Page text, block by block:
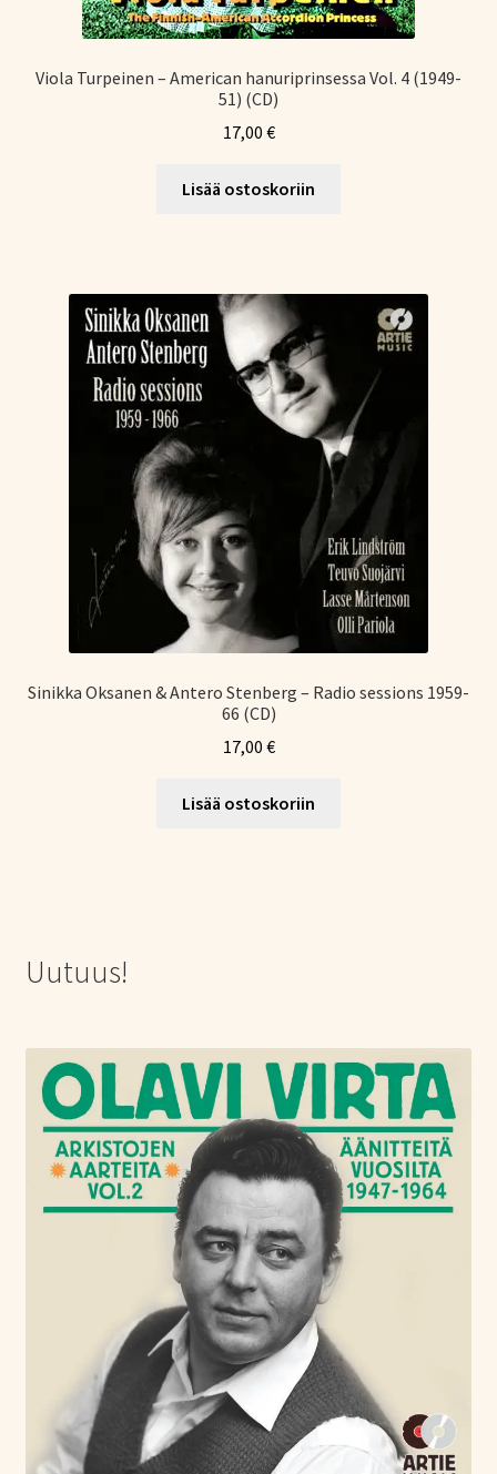
Viola Turpeinen – American hanuriprinsessa Vol. 4 (1949-
51) (CD)
17,00 €
Lisää ostoskoriin
Sinikka Oksanen & Antero Stenberg – Radio sessions 1959-
66 (CD)
17,00 €
Lisää ostoskoriin
Uutuus!